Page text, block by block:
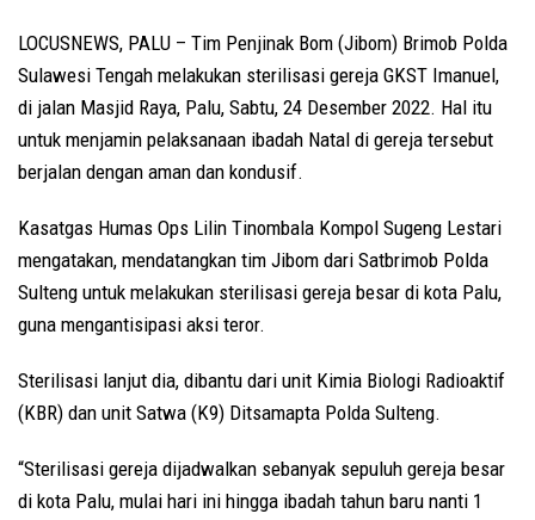
LOCUSNEWS, PALU – Tim Penjinak Bom (Jibom) Brimob Polda
Sulawesi Tengah melakukan sterilisasi gereja GKST Imanuel,
di jalan Masjid Raya, Palu, Sabtu, 24 Desember 2022. Hal itu
untuk menjamin pelaksanaan ibadah Natal di gereja tersebut
berjalan dengan aman dan kondusif.
Kasatgas Humas Ops Lilin Tinombala Kompol Sugeng Lestari
mengatakan, mendatangkan tim Jibom dari Satbrimob Polda
Sulteng untuk melakukan sterilisasi gereja besar di kota Palu,
guna mengantisipasi aksi teror.
Sterilisasi lanjut dia, dibantu dari unit Kimia Biologi Radioaktif
(KBR) dan unit Satwa (K9) Ditsamapta Polda Sulteng.
“Sterilisasi gereja dijadwalkan sebanyak sepuluh gereja besar
di kota Palu, mulai hari ini hingga ibadah tahun baru nanti 1